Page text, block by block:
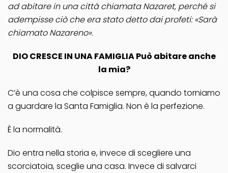
ad abitare in una città chiamata Nazaret, perché si
adempisse ciò che era stato detto dai profeti: «Sarà
chiamato Nazareno».
DIO CRESCE IN UNA FAMIGLIA Può abitare anche
la mia?
C’è una cosa che colpisce sempre, quando torniamo
a guardare la Santa Famiglia. Non è la perfezione.
È la normalità.
Dio entra nella storia e, invece di scegliere una
scorciatoia, sceglie una casa. Invece di salvarci